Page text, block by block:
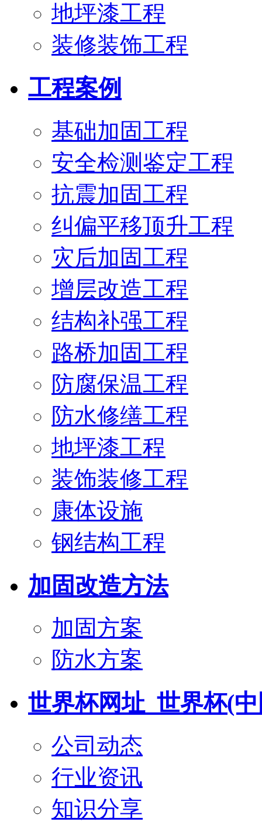
地坪漆工程
装修装饰工程
工程案例
基础加固工程
安全检测鉴定工程
抗震加固工程
纠偏平移顶升工程
灾后加固工程
增层改造工程
结构补强工程
路桥加固工程
防腐保温工程
防水修缮工程
地坪漆工程
装饰装修工程
康体设施
钢结构工程
加固改造方法
加固方案
防水方案
世界杯网址_世界杯(
公司动态
行业资讯
知识分享